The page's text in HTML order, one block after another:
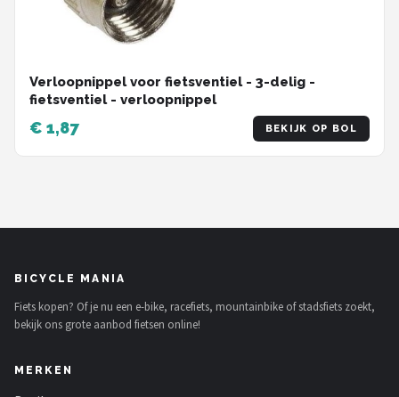
Verloopnippel voor fietsventiel - 3-delig -
fietsventiel - verloopnippel
€ 1,87 BEKIJK OP BOL
BICYCLE MANIA
Fiets kopen? Of je nu een e-bike, racefiets, mountainbike of stadsfiets zoekt,
bekijk ons grote aanbod fietsen online!
MERKEN